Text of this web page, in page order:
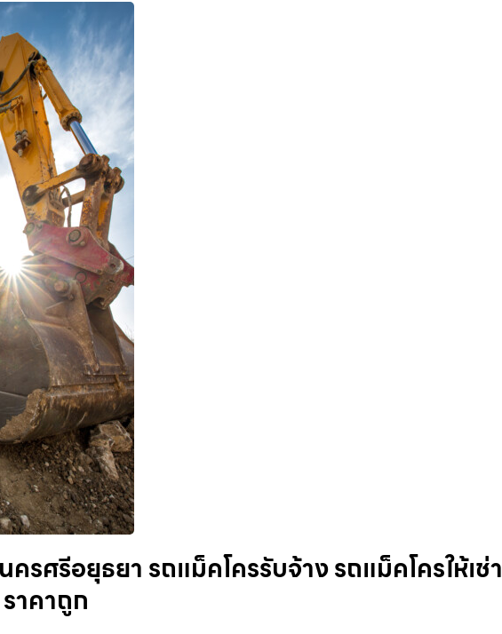
รศรีอยุธยา รถแม็คโครรับจ้าง รถแม็คโครให้เช่า
าคาถูก